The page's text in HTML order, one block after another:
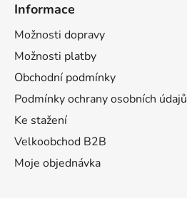
Informace
Možnosti dopravy
Možnosti platby
Obchodní podmínky
Podmínky ochrany osobních údajů
Ke stažení
Velkoobchod B2B
Moje objednávka